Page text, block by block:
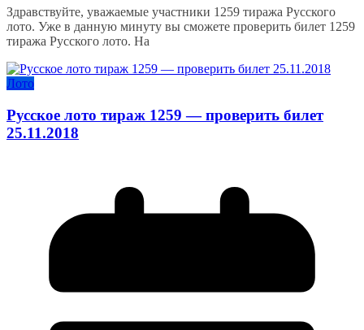
Здравствуйте, уважаемые участники 1259 тиража Русского
лото. Уже в данную минуту вы сможете проверить билет 1259
тиража Русского лото. На
Лото
Русское лото тираж 1259 — проверить билет
25.11.2018